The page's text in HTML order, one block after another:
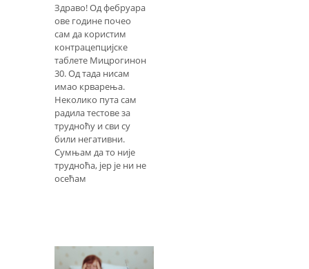
Здраво! Од фебруара
ове године почео
сам да користим
контрацепцијске
таблете Мицрогинон
30. Од тада нисам
имао крварења.
Неколико пута сам
радила тестове за
трудноћу и сви су
били негативни.
Сумњам да то није
трудноћа, јер је ни не
осећам